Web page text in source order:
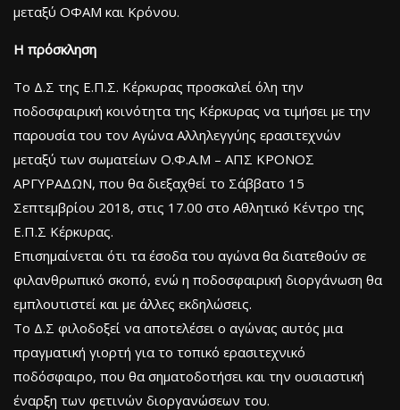
μεταξύ ΟΦΑΜ και Κρόνου.
Η πρόσκληση
Το Δ.Σ της Ε.Π.Σ. Κέρκυρας προσκαλεί όλη την
ποδοσφαιρική κοινότητα της Κέρκυρας να τιμήσει με την
παρουσία του τον Αγώνα Αλληλεγγύης ερασιτεχνών
μεταξύ των σωματείων Ο.Φ.Α.Μ – ΑΠΣ ΚΡΟΝΟΣ
ΑΡΓΥΡΑΔΩΝ, που θα διεξαχθεί το Σάββατο 15
Σεπτεμβρίου 2018, στις 17.00 στο Αθλητικό Κέντρο της
Ε.Π.Σ Κέρκυρας.
Επισημαίνεται ότι τα έσοδα του αγώνα θα διατεθούν σε
φιλανθρωπικό σκοπό, ενώ η ποδοσφαιρική διοργάνωση θα
εμπλουτιστεί και με άλλες εκδηλώσεις.
Το Δ.Σ φιλοδοξεί να αποτελέσει ο αγώνας αυτός μια
πραγματική γιορτή για το τοπικό ερασιτεχνικό
ποδόσφαιρο, που θα σηματοδοτήσει και την ουσιαστική
έναρξη των φετινών διοργανώσεων του.